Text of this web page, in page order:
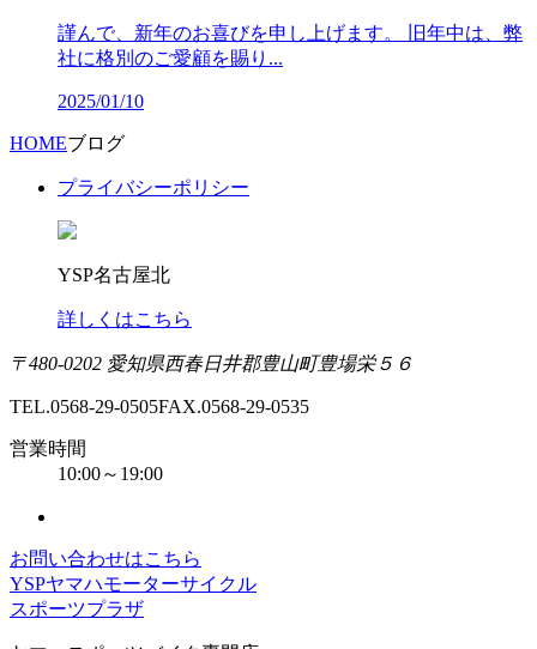
謹んで、新年のお喜びを申し上げます。 旧年中は、弊
社に格別のご愛顧を賜り...
2025/01/10
HOMEブログ
プライバシーポリシー
YSP名古屋北
詳しくはこちら
〒480-0202 愛知県西春日井郡豊山町豊場栄５６
TEL.0568-29-0505FAX.0568-29-0535
営業時間
10:00～19:00
お問い合わせはこちら
YSPヤマハモーターサイクル
スポーツプラザ